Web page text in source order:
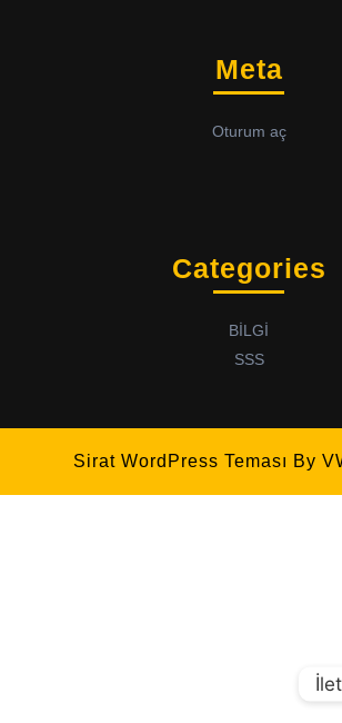
Meta
Oturum aç
Categories
BİLGİ
SSS
Sirat WordPress Teması By